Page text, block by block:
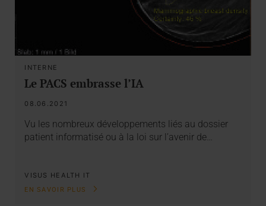
INTERNE
Le PACS embrasse l’IA
08.06.2021
Vu les nombreux développements liés au dossier
patient informatisé ou à la loi sur l’avenir de…
VISUS HEALTH IT
EN SAVOIR PLUS